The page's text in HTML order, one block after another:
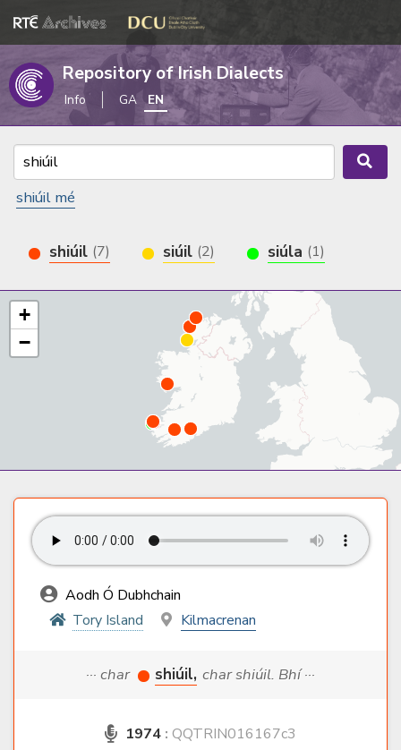
Repository of Irish Dialects
Info GA EN
shiúil mé
shiúil (7) siúil (2) siúla (1)
+
−
Aodh Ó Dubhchain
Tory Island
Kilmacrenan
··· char shiúil, char shiúil. Bhí ···
1974 : QQTRIN016167c3